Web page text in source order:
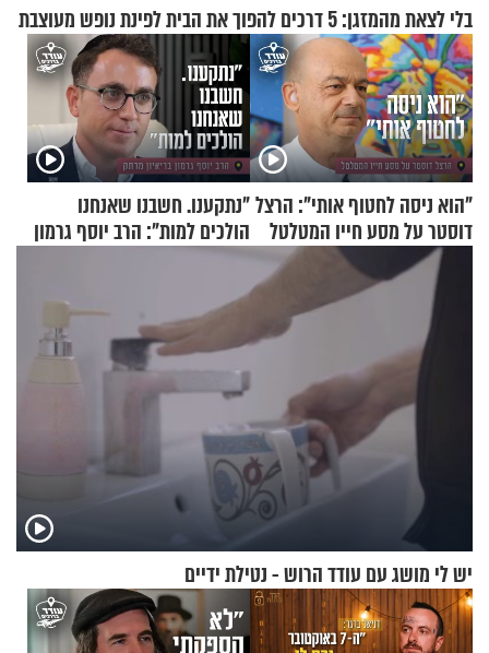
בלי לצאת מהמזגן: 5 דרכים להפוך את הבית לפינת נופש מעוצבת
"הוא ניסה לחטוף אותי": הרצל
דוסטר על מסע חייו המטלטל
"נתקענו. חשבנו שאנחנו
הולכים למות": הרב יוסף גרמון
בריאיון מרתק
יש לי מושג עם עודד הרוש - נטילת ידיים